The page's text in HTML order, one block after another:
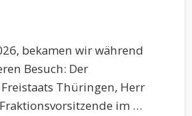
bekamen wir während
Besuch: Der
Thüringen, Herr
im …